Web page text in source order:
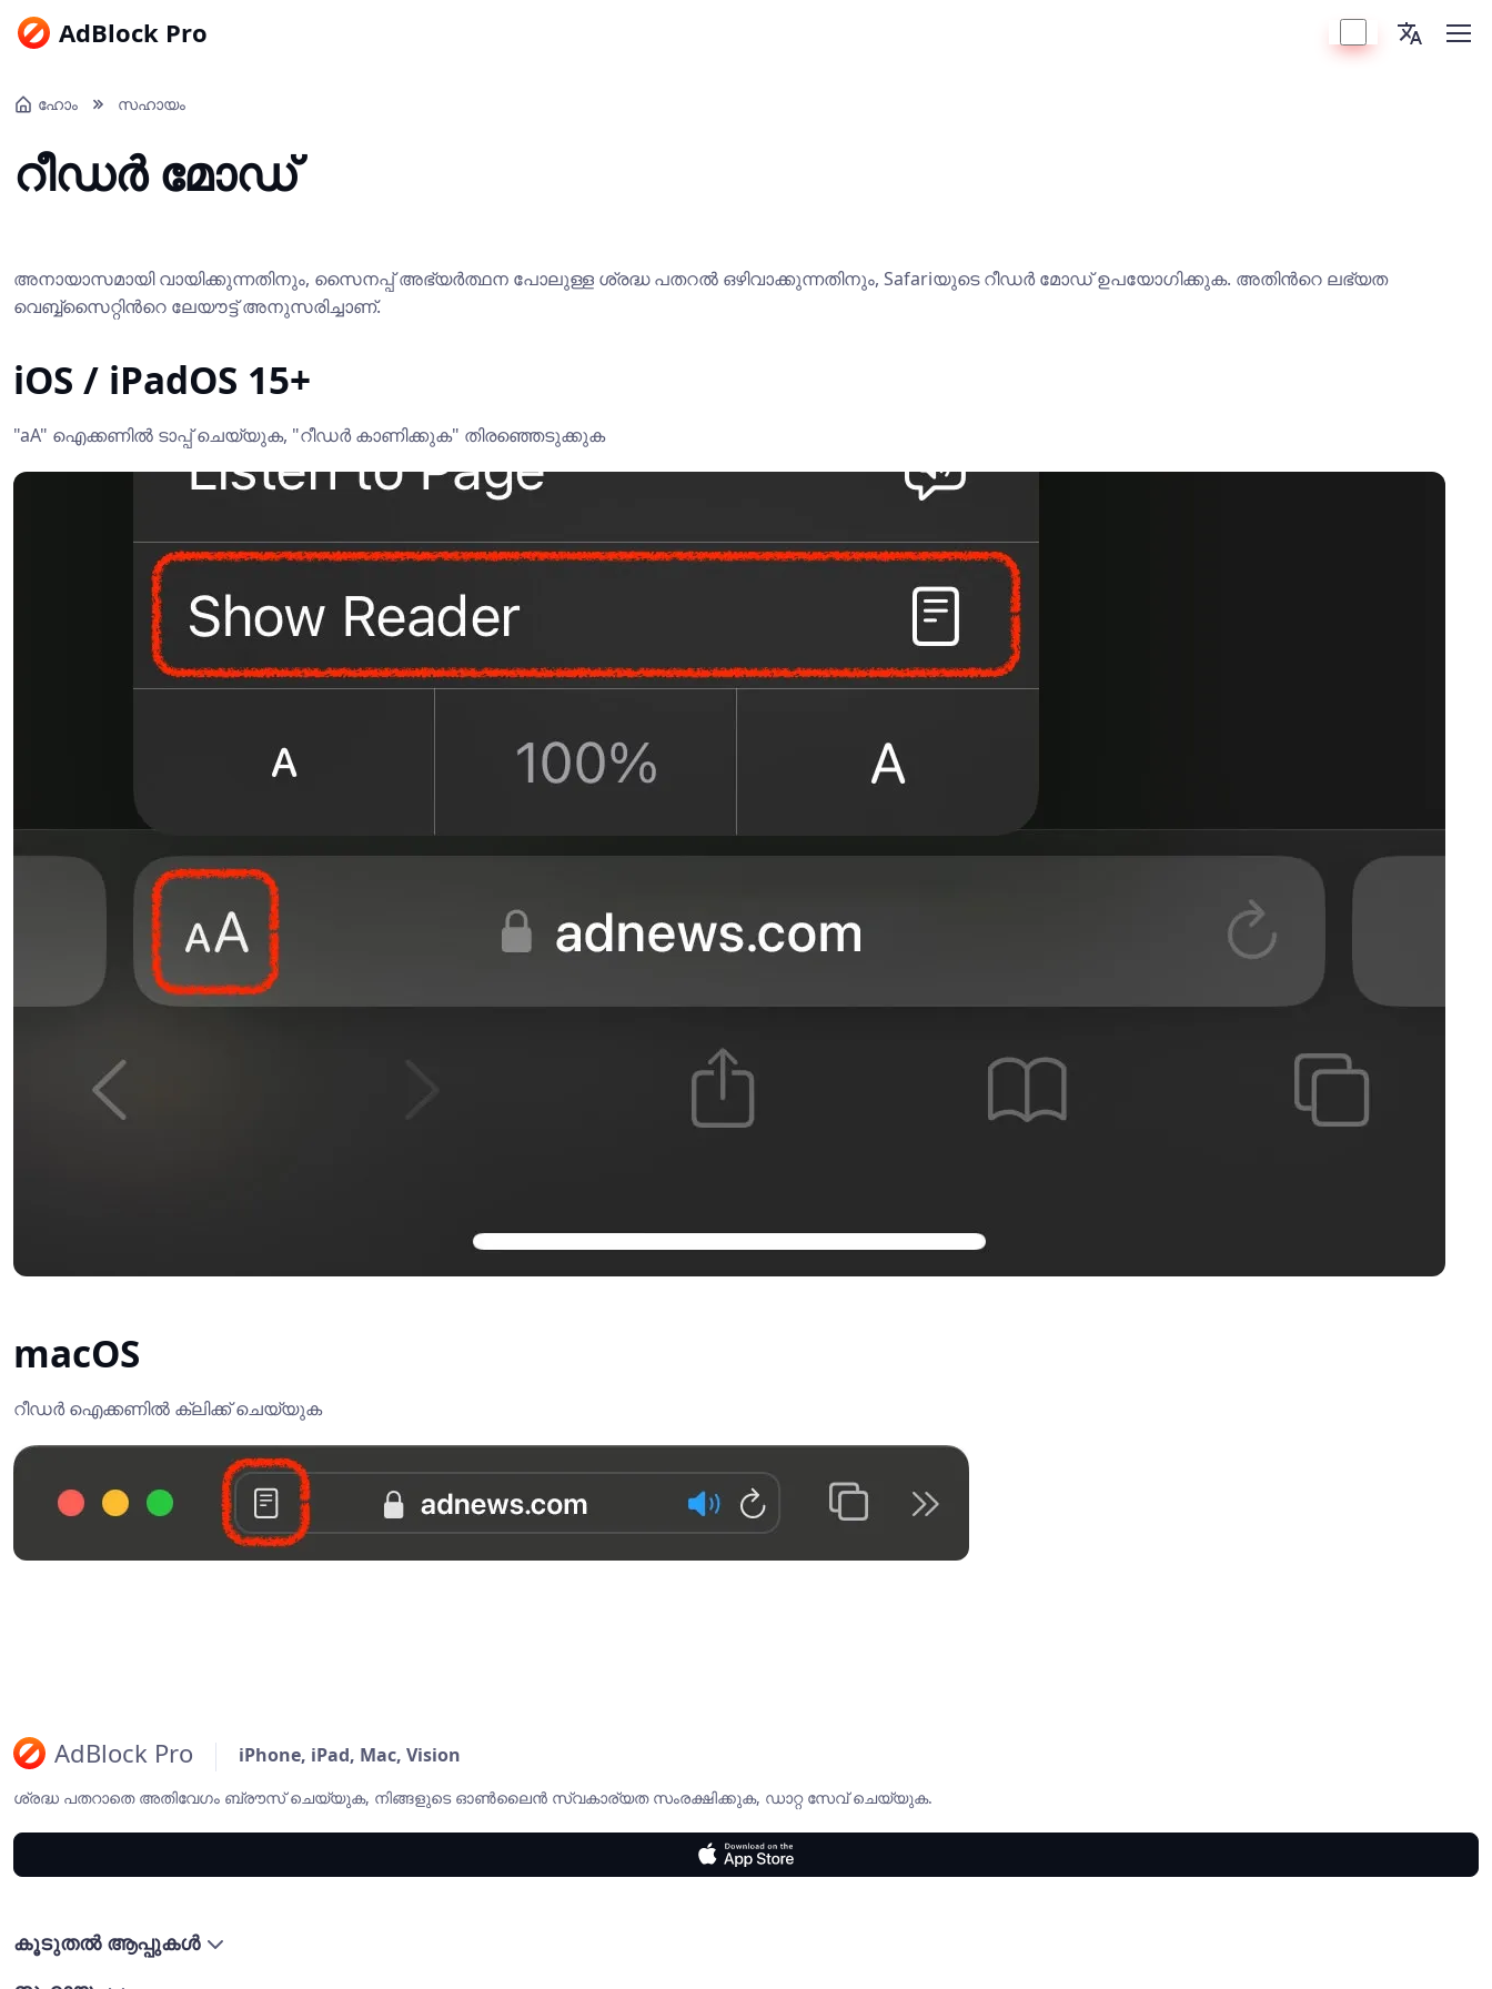
AdBlock Pro
ഹോം സഹായം
റീഡർ മോഡ്
അനായാസമായി വായിക്കുന്നതിനും, സൈനപ്പ് അഭ്യർത്ഥന പോലുള്ള ശ്രദ്ധ പതറൽ ഒഴിവാക്കുന്നതിനും, Safariയുടെ റീഡർ മോഡ് ഉപയോഗിക്കുക. അതിന്‍റെ ലഭ്യത
വെബ്ബ്‍സൈറ്റിന്‍റെ ലേയൗട്ട് അനുസരിച്ചാണ്.
iOS / iPadOS 15+
"aA" ഐക്കണിൽ ടാപ്പ് ചെയ്യുക, "റീഡർ കാണിക്കുക" തിരഞ്ഞെടുക്കുക
macOS
റീഡർ ഐക്കണിൽ ക്ലിക്ക് ചെയ്യുക
AdBlock Pro iPhone, iPad, Mac, Vision
ശ്രദ്ധ പതറാതെ അതിവേഗം ബ്രൗസ് ചെയ്യുക, നിങ്ങളുടെ ഓൺലൈൻ സ്വകാര്യത സംരക്ഷിക്കുക, ഡാറ്റ സേവ് ചെയ്യുക.
കൂടുതല്‍ ആപ്പുകള്‍